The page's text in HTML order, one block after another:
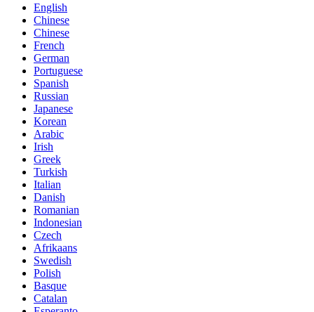
English
Chinese
Chinese
French
German
Portuguese
Spanish
Russian
Japanese
Korean
Arabic
Irish
Greek
Turkish
Italian
Danish
Romanian
Indonesian
Czech
Afrikaans
Swedish
Polish
Basque
Catalan